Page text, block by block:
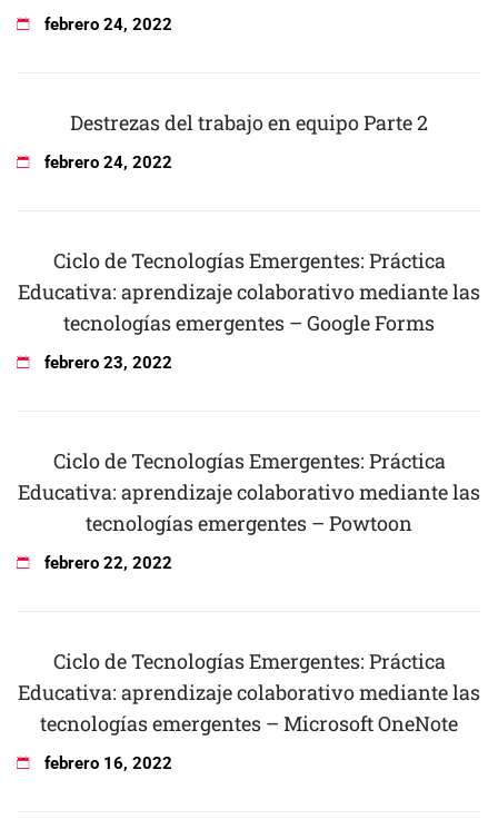
febrero 24, 2022
Destrezas del trabajo en equipo Parte 2
febrero 24, 2022
Ciclo de Tecnologías Emergentes: Práctica
Educativa: aprendizaje colaborativo mediante las
tecnologías emergentes – Google Forms
febrero 23, 2022
Ciclo de Tecnologías Emergentes: Práctica
Educativa: aprendizaje colaborativo mediante las
tecnologías emergentes – Powtoon
febrero 22, 2022
Ciclo de Tecnologías Emergentes: Práctica
Educativa: aprendizaje colaborativo mediante las
tecnologías emergentes – Microsoft OneNote
febrero 16, 2022